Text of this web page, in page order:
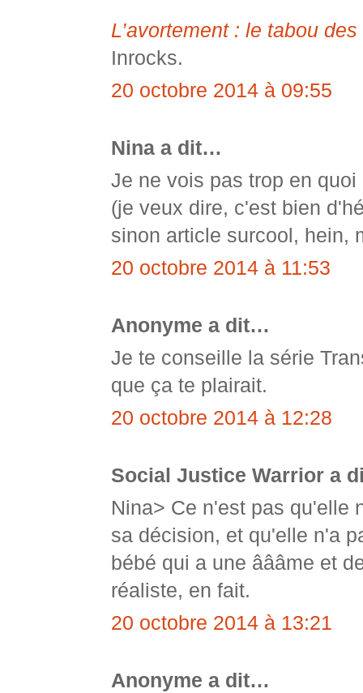
L’avortement : le tabou
Inrocks.
20 octobre 2014 à 09:55
Nina a dit…
Je ne vois pas trop en
(je veux dire, c'est bien
sinon article surcool, hein,
20 octobre 2014 à 11:53
Anonyme a dit…
Je te conseille la série
que ça te plairait.
20 octobre 2014 à 12:28
Social Justice Warrior a
Nina> Ce n'est pas qu'elle
sa décision, et qu'elle n'a
bébé qui a une âââme et
réaliste, en fait.
20 octobre 2014 à 13:21
Anonyme a dit…